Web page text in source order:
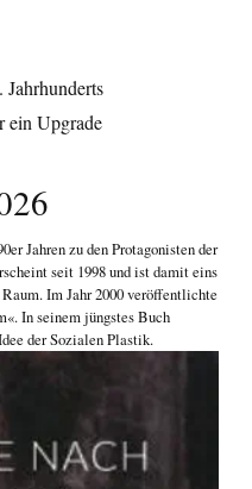
Jahrhunderts
ein Upgrade
Jahren zu den Protagonisten der
seit 1998 und ist damit eins
Im Jahr 2000 veröffentlichte
. In seinem jüngstes Buch
der Sozialen Plastik.